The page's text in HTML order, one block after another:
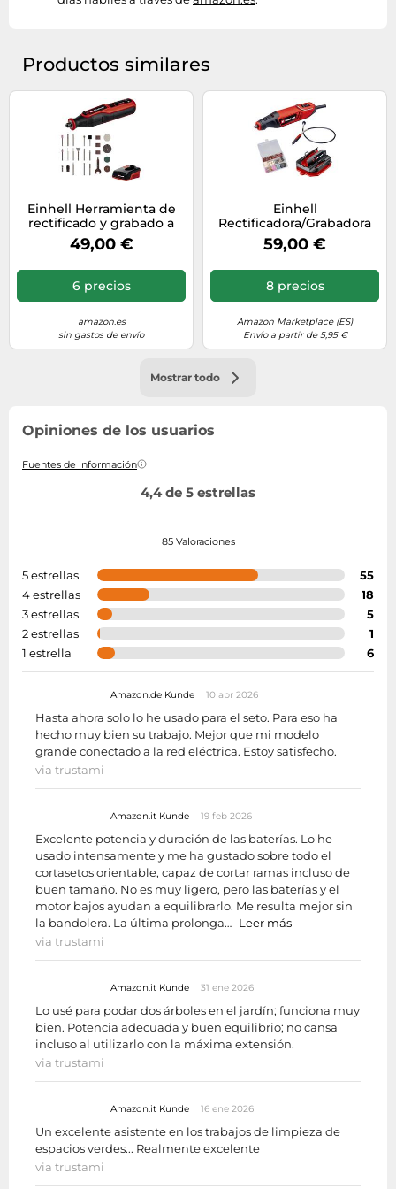
Productos similares
Einhell Herramienta de
rectificado y grabado a
batería TE-MT 7,2 Li
49,00 €
6 precios
amazon.es
sin gastos de envío
Einhell
Rectificadora/Grabadora
TC-MT 150 E 150 W máx.
35.000 rpm bloqueo
59,00 €
8 precios
Amazon Marketplace (ES)
Envío a partir de 5,95 €
Mostrar todo
Opiniones de los usuarios
Fuentes de información
4,4 de 5 estrellas
85 Valoraciones
5 estrellas
55
4 estrellas
18
3 estrellas
5
2 estrellas
1
1 estrella
6
Amazon.de Kunde 10 abr 2026
Hasta ahora solo lo he usado para el seto. Para eso ha
hecho muy bien su trabajo. Mejor que mi modelo
grande conectado a la red eléctrica. Estoy satisfecho.
via trustami
Amazon.it Kunde 19 feb 2026
Excelente potencia y duración de las baterías. Lo he
usado intensamente y me ha gustado sobre todo el
cortasetos orientable, capaz de cortar ramas incluso de
buen tamaño. No es muy ligero, pero las baterías y el
motor bajos ayudan a equilibrarlo. Me resulta mejor sin
la bandolera. La última prolonga… Leer más
via trustami
Amazon.it Kunde 31 ene 2026
Lo usé para podar dos árboles en el jardín; funciona muy
bien. Potencia adecuada y buen equilibrio; no cansa
incluso al utilizarlo con la máxima extensión.
via trustami
Amazon.it Kunde 16 ene 2026
Un excelente asistente en los trabajos de limpieza de
espacios verdes... Realmente excelente
via trustami